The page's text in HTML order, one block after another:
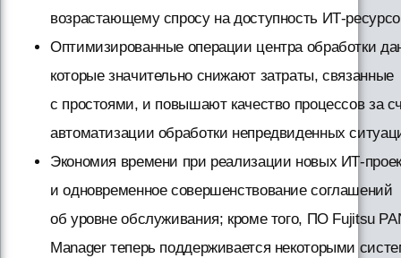
возрастающему спросу на доступность ИТ-
Оптимизированные операции центра обработки
которые значительно снижают затраты, связанные
с простоями, и повышают качество процессов за
автоматизации обработки непредвиденных
Экономия времени при реализации новых ИТ-
и одновременное совершенствование соглашений
об уровне обслуживания; кроме того, ПО Fujitsu
Manager теперь поддерживается некоторыми